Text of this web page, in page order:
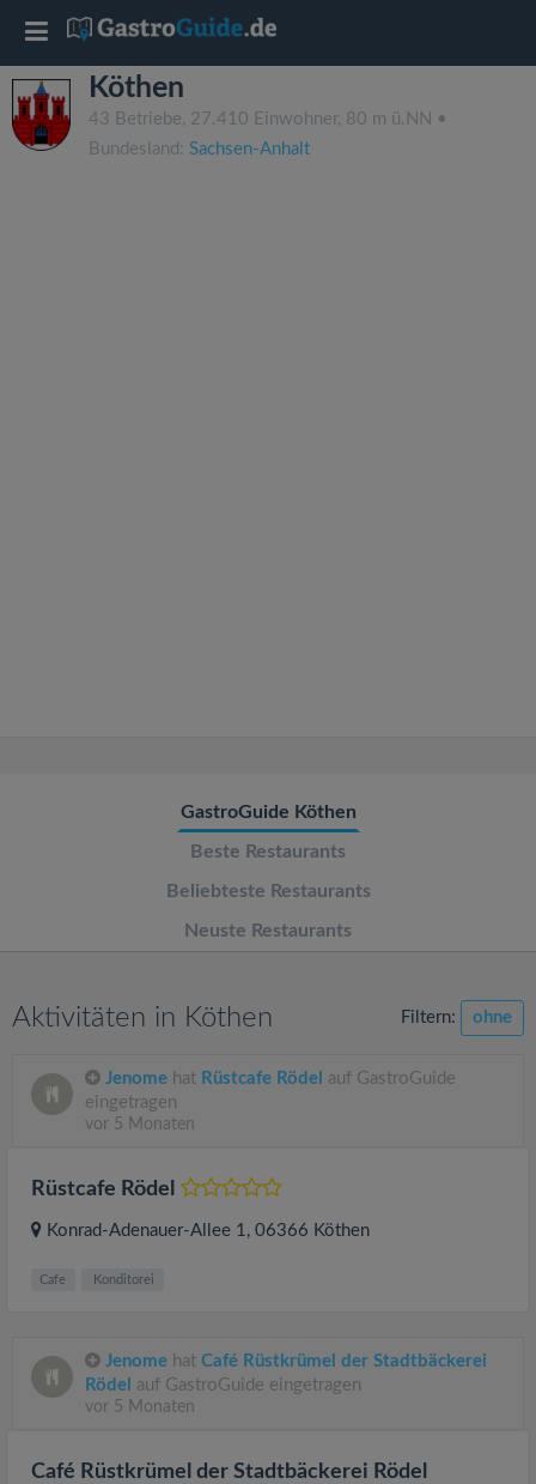
Köthen
43 Betriebe, 27.410 Einwohner, 80 m ü.NN •
Bundesland: Sachsen-Anhalt
GastroGuide Köthen
Beste Restaurants
Beliebteste Restaurants
Neuste Restaurants
Aktivitäten in Köthen Filtern: ohne
Jenome hat Rüstcafe Rödel auf GastroGuide
eingetragen
vor 5 Monaten
Rüstcafe Rödel
Konrad-Adenauer-Allee 1, 06366 Köthen
Cafe Konditorei
Jenome hat Café Rüstkrümel der Stadtbäckerei
Rödel auf GastroGuide eingetragen
vor 5 Monaten
Café Rüstkrümel der Stadtbäckerei Rödel
T
o
g